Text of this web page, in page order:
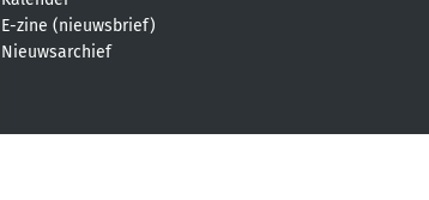
E-zine (nieuwsbrief)
Nieuwsarchief